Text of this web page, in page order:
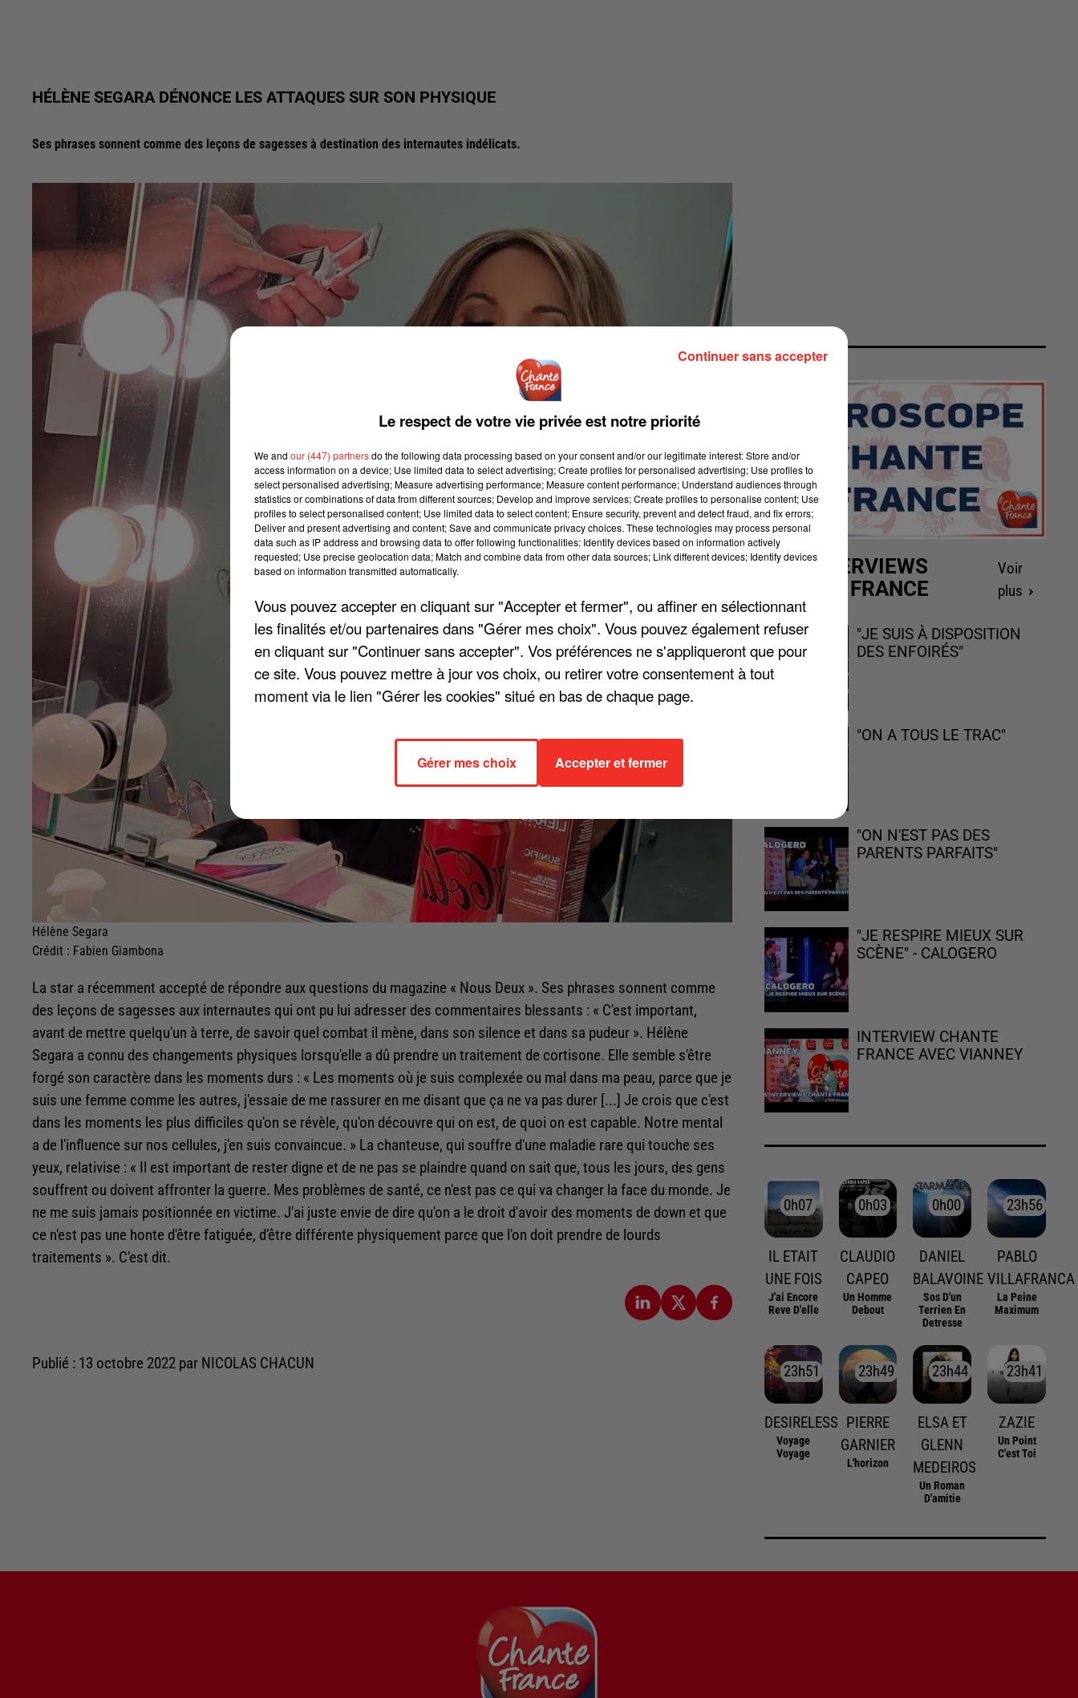
HÉLÈNE SEGARA DÉNONCE LES ATTAQUES SUR SON PHYSIQUE
Ses phrases sonnent comme des leçons de sagesses à destination des internautes indélicats.
Hélène Segara
Crédit : Fabien Giambona
La star a récemment accepté de répondre aux questions du magazine « Nous Deux ». Ses phrases sonnent comme
des leçons de sagesses aux internautes qui ont pu lui adresser des commentaires blessants : « C'est important,
avant de mettre quelqu'un à terre, de savoir quel combat il mène, dans son silence et dans sa pudeur ». Hélène
Segara a connu des changements physiques lorsqu'elle a dû prendre un traitement de cortisone. Elle semble s'être
forgé son caractère dans les moments durs : « Les moments où je suis complexée ou mal dans ma peau, parce que je
suis une femme comme les autres, j'essaie de me rassurer en me disant que ça ne va pas durer [...] Je crois que c'est
dans les moments les plus difficiles qu'on se révèle, qu'on découvre qui on est, de quoi on est capable. Notre mental
a de l'influence sur nos cellules, j'en suis convaincue. » La chanteuse, qui souffre d'une maladie rare qui touche ses
yeux, relativise : « Il est important de rester digne et de ne pas se plaindre quand on sait que, tous les jours, des gens
souffrent ou doivent affronter la guerre. Mes problèmes de santé, ce n'est pas ce qui va changer la face du monde. Je
ne me suis jamais positionnée en victime. J'ai juste envie de dire qu'on a le droit d'avoir des moments de down et que
ce n'est pas une honte d'être fatiguée, d'être différente physiquement parce que l'on doit prendre de lourds
traitements ». C'est dit.
Publié : 13 octobre 2022 par NICOLAS CHACUN
LES INTERVIEWS
CHANTE FRANCE
Voir
plus
"JE SUIS À DISPOSITION
DES ENFOIRÉS"
"ON A TOUS LE TRAC"
"ON N'EST PAS DES
PARENTS PARFAITS"
"JE RESPIRE MIEUX SUR
SCÈNE" - CALOGERO
INTERVIEW CHANTE
FRANCE AVEC VIANNEY
0h07
0h07
IL ETAIT
UNE FOIS
J'ai Encore
Reve D'elle
0h03
0h03
CLAUDIO
CAPEO
Un Homme
Debout
0h00
0h00
DANIEL
BALAVOINE
Sos D'un
Terrien En
Detresse
23h56
23h56
PABLO
VILLAFRANCA
La Peine
Maximum
23h51
23h51
DESIRELESS
Voyage
Voyage
23h49
23h49
PIERRE
GARNIER
L'horizon
23h44
23h44
ELSA ET
GLENN
MEDEIROS
Un Roman
D'amitie
23h41
23h41
ZAZIE
Un Point
C'est Toi
Le respect de votre vie privée est notre priorité
We and our (447) partnersdo the following data processing based on your consent and/or our legitimate interest: Store and/or
access information on a device; Use limited data to select advertising; Create profiles for personalised advertising; Use profiles to
select personalised advertising; Measure advertising performance; Measure content performance; Understand audiences through
statistics or combinations of data from different sources; Develop and improve services; Create profiles to personalise content; Use
profiles to select personalised content; Use limited data to select content; Ensure security, prevent and detect fraud, and fix errors;
Deliver and present advertising and content; Save and communicate privacy choices. These technologies may process personal
data such as IP address and browsing data to offer following functionalities: Identify devices based on information actively
requested; Use precise geolocation data; Match and combine data from other data sources; Link different devices; Identify devices
based on information transmitted automatically.
Vous pouvez accepter en cliquant sur "Accepter et fermer", ou affiner en sélectionnant
les finalités et/ou partenaires dans "Gérer mes choix". Vous pouvez également refuser
en cliquant sur "Continuer sans accepter". Vos préférences ne s'appliqueront que pour
ce site. Vous pouvez mettre à jour vos choix, ou retirer votre consentement à tout
moment via le lien "Gérer les cookies" situé en bas de chaque page.
Gérer mes choix Accepter et fermer
Continuer sans accepter